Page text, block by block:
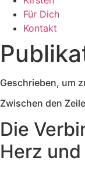
Für Dich
Kontakt
Geschrieben, um
Zwischen den
Die
Herz